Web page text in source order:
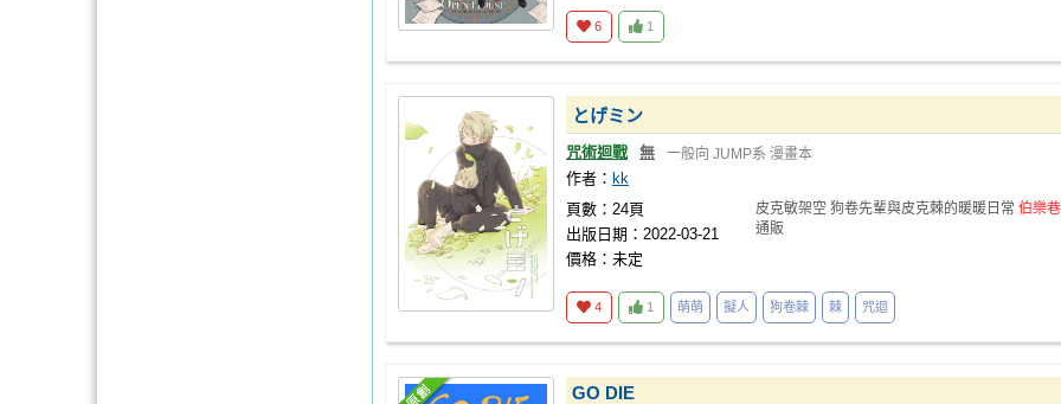
6 1
とげミン
咒術迴戰 無 一般向 JUMP系 漫畫本
作者： kk
頁數：24頁
出版日期：2022-03-21
價格：未定
皮克敏架空 狗卷先輩與皮克棘的暖暖日常 伯樂巷
通販
4 1 萌萌 擬人 狗卷棘 棘 咒迴
GO DIE